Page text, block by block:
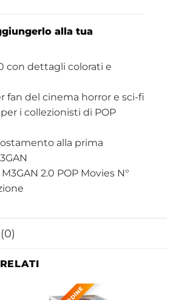
alla tua
con dettagli colorati e
fan del cinema horror e sci-fi
i collezionisti di POP
alla prima
2.0 POP Movies N°